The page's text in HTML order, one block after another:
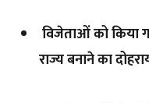
विजेताओं को किया
राज्य बनाने का